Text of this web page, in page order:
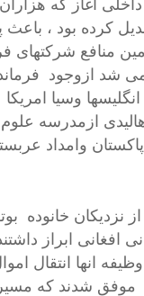
اغاز که
کرده بود ،
منافع شرکتهای
شد ازوجود
وسیا
ازمدرسه
وامداد
از نزدیکان خانوده
افغانی ابراز
وظیفه انها انتقال
شدند که مسیر